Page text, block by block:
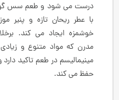
درست می ‌شود و طعم سس
با عطر ریحان تازه و پنیر
خوشمزه ایجاد می ‌کند.
مدرن که مواد متنوع و زیادی
مینیمالیسم در طعم تاکید دارد
حفظ می ‌کند.